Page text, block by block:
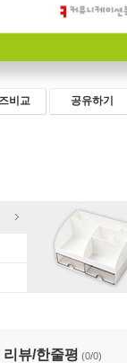
비교 공유하기
적 기본권
리뷰/한줄평 (0/0)